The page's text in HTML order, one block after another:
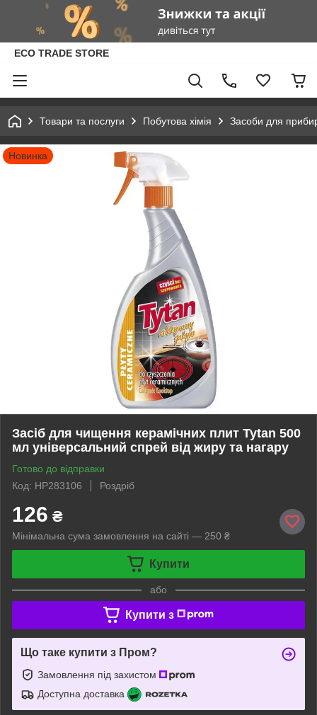
ECO TRADE STORE
Товари та послуги Побутова хімія Засоби для
Новинка
Засіб для чищення керамічних плит Tytan 500
мл універсальний спрей від жиру та нагару
Готово до відправки
Код: HP283106
Роздріб
126 ₴
Мінімальна сума замовлення на сайті — 250 ₴
Купити
або
Купити з
Що таке купити з Пром?
Замовлення під захистом
Доступна доставка